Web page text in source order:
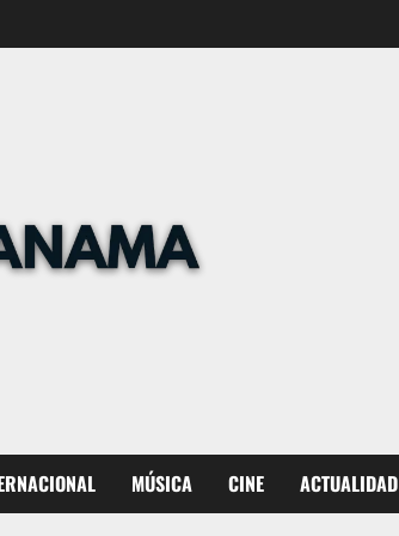
MÚSICA CINE ACTUALIDAD